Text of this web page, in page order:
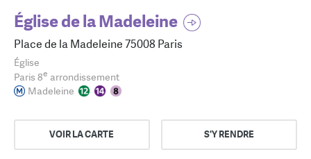
Église de la Madeleine
Place de la Madeleine 75008 Paris
Église
Paris 8e arrondissement
Madeleine
VOIR LA CARTE S'Y RENDRE